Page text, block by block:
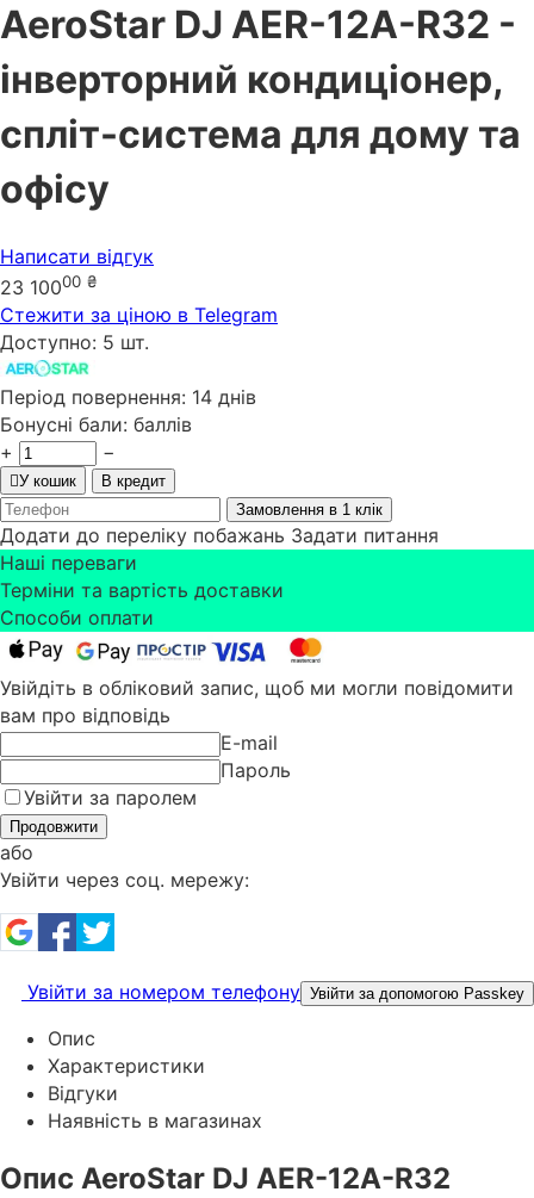
AeroStar DJ AER-12A-R32 -
інверторний кондиціонер,
спліт-система для дому та
офісу
Написати відгук
23 10000 ₴
Стежити за ціною в Telegram
Доступно: 5 шт.
Період повернення: 14 днів
Бонусні бали: баллів
+
−
У кошик
В кредит
Замовлення в 1 клік
Додати до переліку побажань Задати питання
Наші переваги
Терміни та вартість доставки
Способи оплати
Увійдіть в обліковий запис, щоб ми могли повідомити
вам про відповідь
E-mail
Пароль
Увійти за паролем
Продовжити
або
Увійти через соц. мережу:
Увійти за номером телефону Увійти за допомогою Passkey
Опис
Характеристики
Відгуки
Наявність в магазинах
Опис AeroStar DJ AER-12A-R32